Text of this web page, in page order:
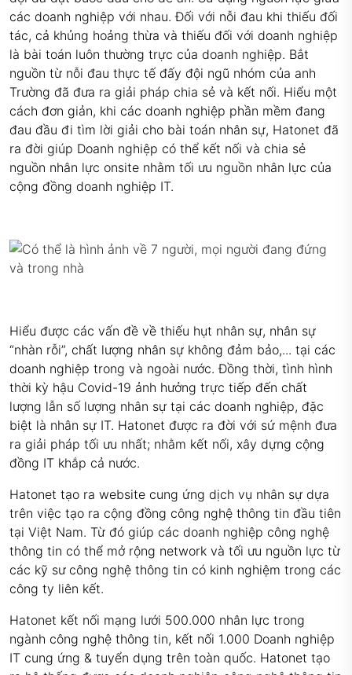
các doanh nghiệp với nhau. Đối với nỗi đau khi thiếu đối
tác, cả khủng hoảng thừa và thiếu đối với doanh nghiệp
là bài toán luôn thường trực của doanh nghiệp. Bắt
nguồn từ nỗi đau thực tế đấy đội ngũ nhóm của anh
Trường đã đưa ra giải pháp chia sẻ và kết nối. Hiểu một
cách đơn giản, khi các doanh nghiệp phần mềm đang
đau đầu đi tìm lời giải cho bài toán nhân sự, Hatonet đã
ra đời giúp Doanh nghiệp có thể kết nối và chia sẻ
nguồn nhân lực onsite nhằm tối ưu nguồn nhân lực của
cộng đồng doanh nghiệp IT.
Hiểu được các vấn đề về thiếu hụt nhân sự, nhân sự
“nhàn rỗi”, chất lượng nhân sự không đảm bảo,... tại các
doanh nghiệp trong và ngoài nước. Đồng thời, tình hình
thời kỳ hậu Covid-19 ảnh hưởng trực tiếp đến chất
lượng lẫn số lượng nhân sự tại các doanh nghiệp, đặc
biệt là nhân sự IT. Hatonet được ra đời với sứ mệnh đưa
ra giải pháp tối ưu nhất; nhằm kết nối, xây dựng cộng
đồng IT khắp cả nước.
Hatonet tạo ra website cung ứng dịch vụ nhân sự dựa
trên việc tạo ra cộng đồng công nghệ thông tin đầu tiên
tại Việt Nam. Từ đó giúp các doanh nghiệp công nghệ
thông tin có thể mở rộng network và tối ưu nguồn lực từ
các kỹ sư công nghệ thông tin có kinh nghiệm trong các
công ty liên kết.
Hatonet kết nối mạng lưới 500.000 nhân lực trong
ngành công nghệ thông tin, kết nối 1.000 Doanh nghiệp
IT cung ứng & tuyển dụng trên toàn quốc. Hatonet tạo